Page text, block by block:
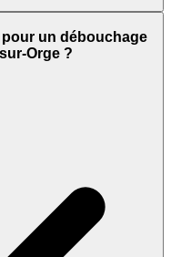
un débouchage
Orge ?